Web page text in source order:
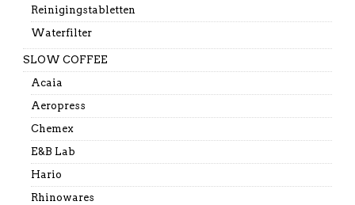
Reinigingstabletten
Waterfilter
SLOW COFFEE
Acaia
Aeropress
Chemex
E&B Lab
Hario
Rhinowares